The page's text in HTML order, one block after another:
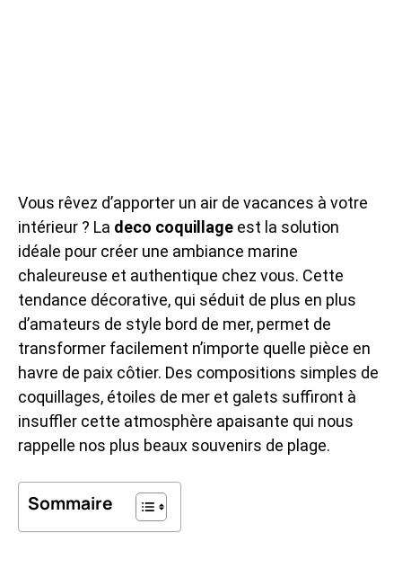
Vous rêvez d’apporter un air de vacances à votre
intérieur ? La deco coquillage est la solution
idéale pour créer une ambiance marine
chaleureuse et authentique chez vous. Cette
tendance décorative, qui séduit de plus en plus
d’amateurs de style bord de mer, permet de
transformer facilement n’importe quelle pièce en
havre de paix côtier. Des compositions simples de
coquillages, étoiles de mer et galets suffiront à
insuffler cette atmosphère apaisante qui nous
rappelle nos plus beaux souvenirs de plage.
Sommaire